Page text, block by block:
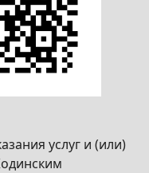
услуг и (или)